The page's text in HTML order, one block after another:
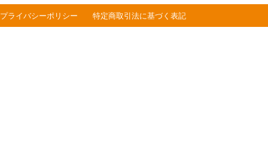
プライバシーポリシー 特定商取引法に基づく表記